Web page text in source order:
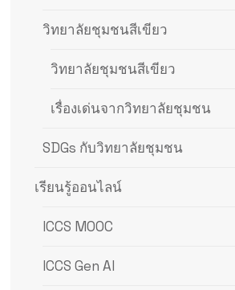
วิทยาลัยชุมชนสีเขียว
วิทยาลัยชุมชนสีเขียว
เรื่องเด่นจากวิทยาลัยชุมชน
SDGs กับวิทยาลัยชุมชน
เรียนรู้ออนไลน์
ICCS MOOC
ICCS Gen AI